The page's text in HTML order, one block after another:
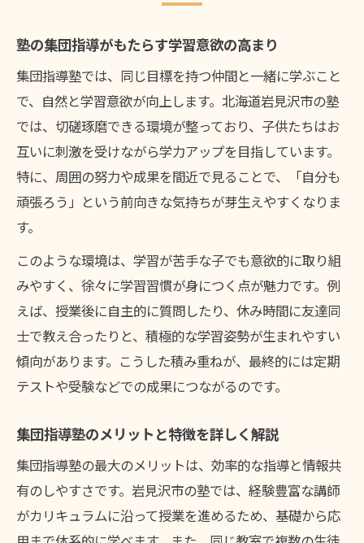
塾の集団指導がもたらす学習意欲の高まり
集団指導塾では、同じ目標を持つ仲間と一緒に学ぶこと
で、自然と学習意欲が向上します。北海道岩見沢市の塾
では、切磋琢磨できる環境が整っており、子供たちはお
互いに刺激を受けながら学力アップを目指しています。
特に、周囲の努力や成果を間近で見ることで、「自分も
頑張ろう」という前向きな気持ちが芽生えやすくなりま
す。
このような環境は、学習が苦手な子でも意欲的に取り組
みやすく、徐々に学習習慣が身につく点が魅力です。例
えば、授業後に自主的に質問したり、休み時間に友達同
士で教え合ったりと、積極的な学習姿勢が生まれやすい
傾向があります。こうした積み重ねが、最終的には定期
テストや受験などでの成果につながるのです。
集団指導塾のメリットと特徴を詳しく解説
集団指導塾の最大のメリットは、効率的な指導と情報共
有のしやすさです。岩見沢市の塾では、経験豊富な講師
がカリキュラムに沿って授業を進めるため、基礎から応